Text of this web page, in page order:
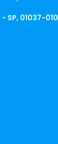
SP, 01037-010